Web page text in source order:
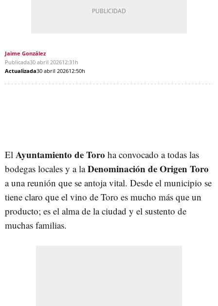
Jaime González
Publicada30 abril 202612:31h
Actualizada30 abril 202612:50h
El Ayuntamiento de Toro ha convocado a todas las
bodegas locales y a laDenominación de Origen Toro
a una reunión que se antoja vital. Desde el municipio se
tiene claro que el vino de Toro es mucho más que un
producto; es el alma de la ciudad y el sustento de
muchas familias.